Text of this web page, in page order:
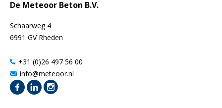
De Meteoor Beton B.V.
Schaarweg 4
6991 GV Rheden
+31 (0)26 497 56 00
info@meteoor.nl